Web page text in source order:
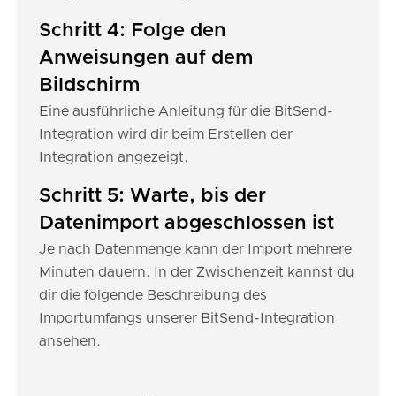
Schritt 4: Folge den
Anweisungen auf dem
Bildschirm
Eine ausführliche Anleitung für die BitSend-
Integration wird dir beim Erstellen der
Integration angezeigt.
Schritt 5: Warte, bis der
Datenimport abgeschlossen ist
Je nach Datenmenge kann der Import mehrere
Minuten dauern. In der Zwischenzeit kannst du
dir die folgende Beschreibung des
Importumfangs unserer BitSend-Integration
ansehen.